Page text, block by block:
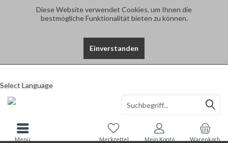
Diese Website verwendet Cookies, um Ihnen die
bestmögliche Funktionalität bieten zu können.
Einverstanden
Select Language
Warenkorb
Merkzettel Mein Konto
Menü